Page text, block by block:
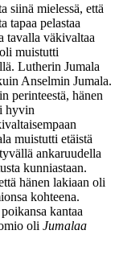
siinä mielessä, että
tapaa pelastaa
tavalla väkivaltaa
muistutti
Lutherin Jumala
Anselmin Jumala.
perinteestä, hänen
hyvin
muistutti etäistä
ankaruudella
kunniastaan.
hänen lakiaan oli
kohteena.
kantaa
oli Jumalaa